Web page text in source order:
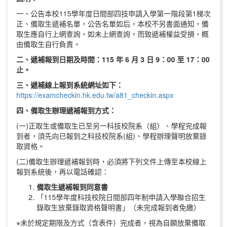
一、公告本校115學年度日間部四技申請入學第一階段第1梯次
正、備取生遞補名單，公告名單如后，本校不另書面通知，備
取生應自行上網查詢，如未上網查詢，而致遞補權益受損，概
由備取生自行負責。
二、遞補報到日期及時間： 115 年6 月 3 日 9： 00 至17： 00
止。
三、遞補線上報到系統網址如下：
https://examcheckin.hk.edu.tw/a81_checkin.aspx
四、備取生辦理遞補報到方式：
(一)正取生或備取生已至另一科技校院系（組）、學程完成報
到者，須先向已報到之科技校院系(組)、學程辦理聲明放棄錄
取資格。
(二)備取生辦理遞補報到時，必須將下列文件上傳至本校線上
報到系統後，再以電話確認：
備取生遞補報到同意書
「115學年度科技校院日間部四年制申請入學聯合招生
錄取生放棄錄取資格聲明書」（未完成報到者免繳）
※未於規定期限及方式（含表件）完成者，視為自願放棄備取